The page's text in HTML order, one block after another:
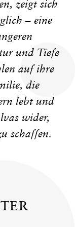
zeigt sich
– eine
und Tiefe
auf ihre
die
lebt und
wider,
schaffen.